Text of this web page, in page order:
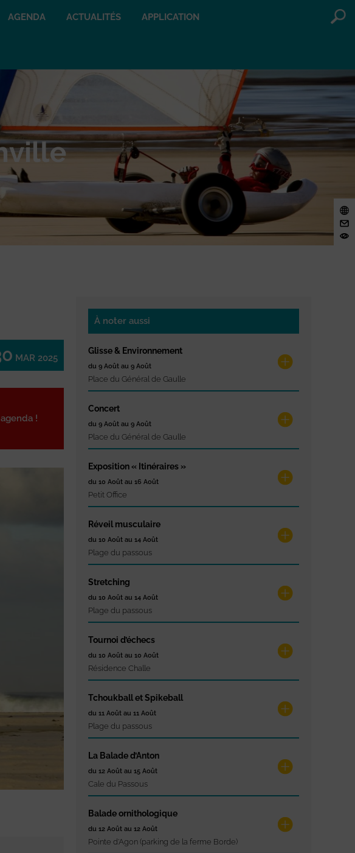
AGENDA ACTUALITÉS APPLICATION
MAR 2025
!
À noter aussi
Glisse & Environnement
du 9 Août au 9 Août
Place du Général de Gaulle
Concert
du 9 Août au 9 Août
Place du Général de Gaulle
Exposition « Itinéraires »
du 10 Août au 16 Août
Petit Office
Réveil musculaire
du 10 Août au 14 Août
Plage du passous
Stretching
du 10 Août au 14 Août
Plage du passous
Tournoi d’échecs
du 10 Août au 10 Août
Résidence Challe
Tchoukball et Spikeball
du 11 Août au 11 Août
Plage du passous
La Balade d’Anton
du 12 Août au 15 Août
Cale du Passous
Balade ornithologique
du 12 Août au 12 Août
Pointe d'Agon (parking de la ferme Borde)